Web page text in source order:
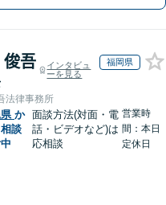
俊吾
インタビュ
ーを見る
福岡県
法律事務所
か
談
面談方法(対面・電
話・ビデオなど)は
応相談
営業時
間：本日
定休日